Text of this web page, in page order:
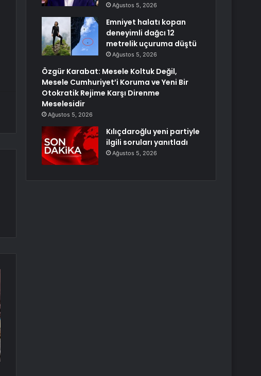
Ağustos 5, 2026
Emniyet halatı kopan
deneyimli dağcı 12
metrelik uçuruma düştü
Ağustos 5, 2026
Özgür Karabat: Mesele Koltuk Değil,
Mesele Cumhuriyet’i Koruma ve Yeni Bir
Otokratik Rejime Karşı Direnme
Meselesidir
Ağustos 5, 2026
Kılıçdaroğlu yeni partiyle
ilgili soruları yanıtladı
Ağustos 5, 2026